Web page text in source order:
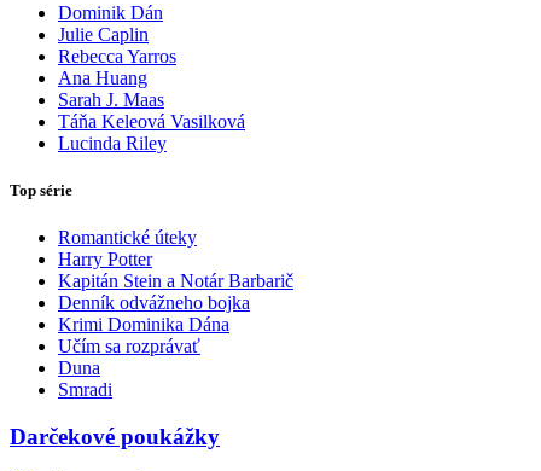
Dominik Dán
Julie Caplin
Rebecca Yarros
Ana Huang
Sarah J. Maas
Táňa Keleová Vasilková
Lucinda Riley
Top série
Romantické úteky
Harry Potter
Kapitán Stein a Notár Barbarič
Denník odvážneho bojka
Krimi Dominika Dána
Učím sa rozprávať
Duna
Smradi
Darčekové poukážky